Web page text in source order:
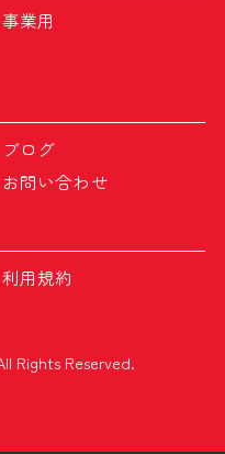
事業用
ブログ
お問い合わせ
利用規約
Rights Reserved.